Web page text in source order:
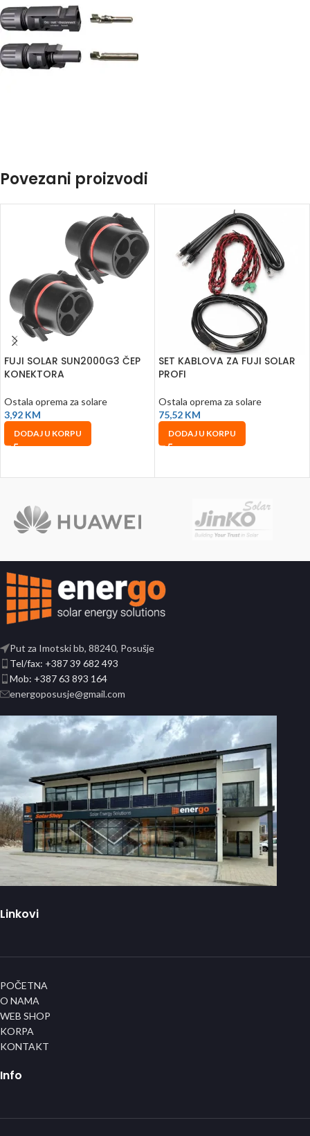
Povezani proizvodi
FUJI SOLAR SUN2000G3 ČEP
KONEKTORA
Ostala oprema za solare
3,92 KM
DODAJ U KORPU
SET KABLOVA ZA FUJI SOLAR
PROFI
Ostala oprema za solare
75,52 KM
DODAJ U KORPU
Put za Imotski bb, 88240, Posušje
Tel/fax: +387 39 682 493
Mob: +387 63 893 164
energoposusje@gmail.com
Linkovi
POČETNA
O NAMA
WEB SHOP
KORPA
KONTAKT
Info